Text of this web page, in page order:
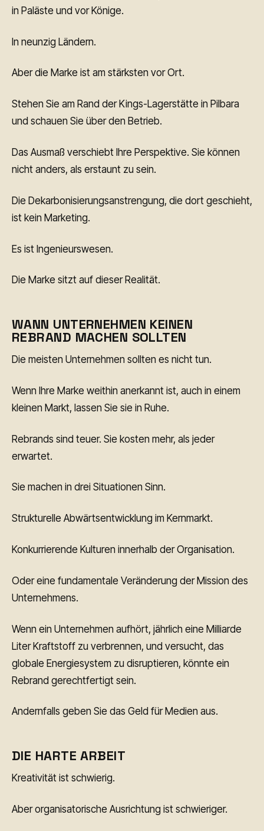
in Paläste und vor Könige.
In neunzig Ländern.
Aber die Marke ist am stärksten vor Ort.
Stehen Sie am Rand der Kings-Lagerstätte in Pilbara
und schauen Sie über den Betrieb.
Das Ausmaß verschiebt Ihre Perspektive. Sie können
nicht anders, als erstaunt zu sein.
Die Dekarbonisierungsanstrengung, die dort geschieht,
ist kein Marketing.
Es ist Ingenieurswesen.
Die Marke sitzt auf dieser Realität.
WANN UNTERNEHMEN KEINEN
REBRAND MACHEN SOLLTEN
Die meisten Unternehmen sollten es nicht tun.
Wenn Ihre Marke weithin anerkannt ist, auch in einem
kleinen Markt, lassen Sie sie in Ruhe.
Rebrands sind teuer. Sie kosten mehr, als jeder
erwartet.
Sie machen in drei Situationen Sinn.
Strukturelle Abwärtsentwicklung im Kernmarkt.
Konkurrierende Kulturen innerhalb der Organisation.
Oder eine fundamentale Veränderung der Mission des
Unternehmens.
Wenn ein Unternehmen aufhört, jährlich eine Milliarde
Liter Kraftstoff zu verbrennen, und versucht, das
globale Energiesystem zu disruptieren, könnte ein
Rebrand gerechtfertigt sein.
Andernfalls geben Sie das Geld für Medien aus.
DIE HARTE ARBEIT
Kreativität ist schwierig.
Aber organisatorische Ausrichtung ist schwieriger.